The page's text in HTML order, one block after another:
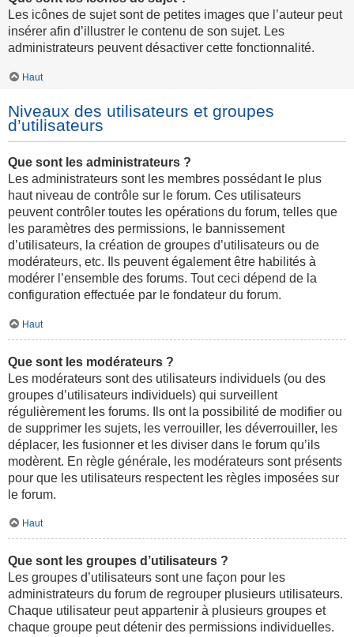
Les icônes de sujet sont de petites images que l’auteur peut
insérer afin d’illustrer le contenu de son sujet. Les
administrateurs peuvent désactiver cette fonctionnalité.
Haut
Niveaux des utilisateurs et groupes
d’utilisateurs
Que sont les administrateurs ?
Les administrateurs sont les membres possédant le plus
haut niveau de contrôle sur le forum. Ces utilisateurs
peuvent contrôler toutes les opérations du forum, telles que
les paramètres des permissions, le bannissement
d’utilisateurs, la création de groupes d’utilisateurs ou de
modérateurs, etc. Ils peuvent également être habilités à
modérer l’ensemble des forums. Tout ceci dépend de la
configuration effectuée par le fondateur du forum.
Haut
Que sont les modérateurs ?
Les modérateurs sont des utilisateurs individuels (ou des
groupes d’utilisateurs individuels) qui surveillent
régulièrement les forums. Ils ont la possibilité de modifier ou
de supprimer les sujets, les verrouiller, les déverrouiller, les
déplacer, les fusionner et les diviser dans le forum qu’ils
modèrent. En règle générale, les modérateurs sont présents
pour que les utilisateurs respectent les règles imposées sur
le forum.
Haut
Que sont les groupes d’utilisateurs ?
Les groupes d’utilisateurs sont une façon pour les
administrateurs du forum de regrouper plusieurs utilisateurs.
Chaque utilisateur peut appartenir à plusieurs groupes et
chaque groupe peut détenir des permissions individuelles.